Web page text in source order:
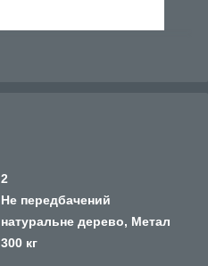
2
Не передбачений
натуральне дерево, Метал
300 кг